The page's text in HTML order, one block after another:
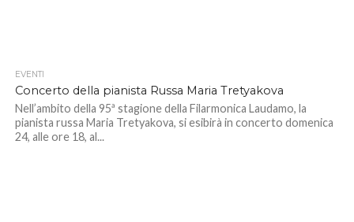
EVENTI
Concerto della pianista Russa Maria Tretyakova
Nell’ambito della 95ª stagione della Filarmonica Laudamo, la
pianista russa Maria Tretyakova, si esibirà in concerto domenica
24, alle ore 18, al...